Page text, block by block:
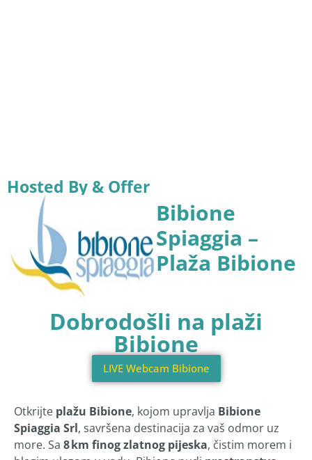
Hosted By & Offer
Bibione
Spiaggia –
Plaža Bibione
Dobrodošli na plaži
Bibione
LIVE Webcam Bibione
Otkrijte plažu Bibione, kojom upravlja Bibione
Spiaggia Srl, savršena destinacija za vaš odmor uz
more. Sa 8 km finog zlatnog pijeska, čistim morem i